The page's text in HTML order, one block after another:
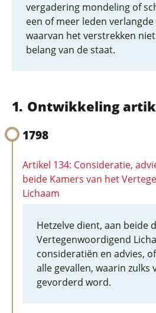
vergadering mondeling of
een of meer leden
waarvan het verstrekken
belang van de staat.
Ontwikkeling
1798
Artikel 134: Consideratie,
beide Kamers van het
Lichaam
Hetzelve dient, aan beide
Vertegenwoordigend
consideratiën en advies,
alle gevallen, waarin zulks
gevorderd word.